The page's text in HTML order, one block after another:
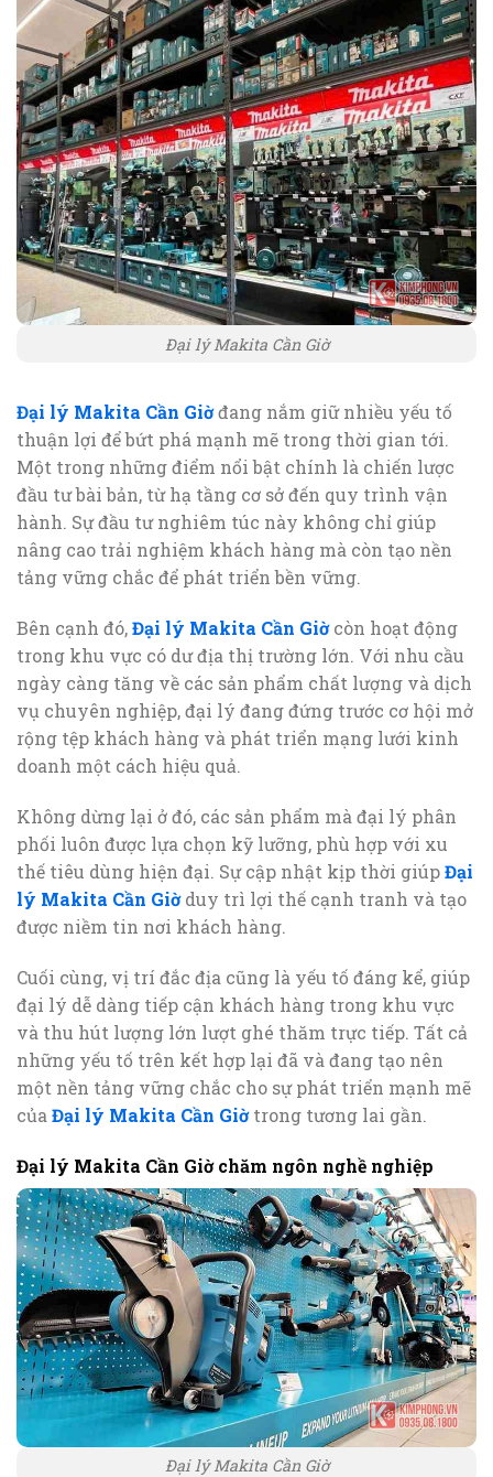
Đại lý Makita Cần Giờ
Đại lý Makita Cần Giờđang nắm giữ nhiều yếu tố
thuận lợi để bứt phá mạnh mẽ trong thời gian tới.
Một trong những điểm nổi bật chính là chiến lược
đầu tư bài bản, từ hạ tầng cơ sở đến quy trình vận
hành. Sự đầu tư nghiêm túc này không chỉ giúp
nâng cao trải nghiệm khách hàng mà còn tạo nền
tảng vững chắc để phát triển bền vững.
Bên cạnh đó,Đại lý Makita Cần Giờcòn hoạt động
trong khu vực có dư địa thị trường lớn. Với nhu cầu
ngày càng tăng về các sản phẩm chất lượng và dịch
vụ chuyên nghiệp, đại lý đang đứng trước cơ hội mở
rộng tệp khách hàng và phát triển mạng lưới kinh
doanh một cách hiệu quả.
Không dừng lại ở đó, các sản phẩm mà đại lý phân
phối luôn được lựa chọn kỹ lưỡng, phù hợp với xu
thế tiêu dùng hiện đại. Sự cập nhật kịp thời giúpĐại
lý Makita Cần Giờduy trì lợi thế cạnh tranh và tạo
được niềm tin nơi khách hàng.
Cuối cùng, vị trí đắc địa cũng là yếu tố đáng kể, giúp
đại lý dễ dàng tiếp cận khách hàng trong khu vực
và thu hút lượng lớn lượt ghé thăm trực tiếp. Tất cả
những yếu tố trên kết hợp lại đã và đang tạo nên
một nền tảng vững chắc cho sự phát triển mạnh mẽ
của Đại lý Makita Cần Giờtrong tương lai gần.
Đại lý Makita Cần Giờ chăm ngôn nghề nghiệp
Đại lý Makita Cần Giờ